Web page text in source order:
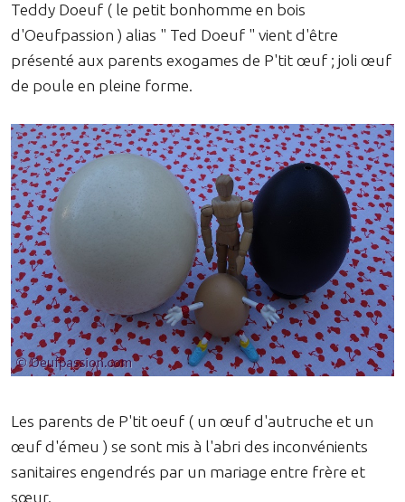
Teddy Doeuf ( le petit bonhomme en bois
d'Oeufpassion ) alias " Ted Doeuf " vient d'être
présenté aux parents exogames de P'tit œuf ; joli œuf
de poule en pleine forme.
Les parents de P'tit oeuf ( un œuf d'autruche et un
œuf d'émeu ) se sont mis à l'abri des inconvénients
sanitaires engendrés par un mariage entre frère et
sœur.